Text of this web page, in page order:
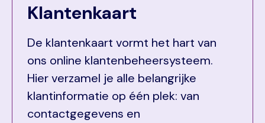
Klantenkaart
De klantenkaart vormt het hart van
ons online klantenbeheersysteem.
Hier verzamel je alle belangrijke
klantinformatie op één plek: van
contactgegevens en